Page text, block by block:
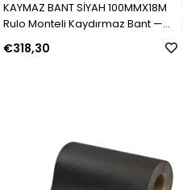
KAYMAZ BANT SİYAH 100MMX18M
Rulo Monteli Kaydırmaz Bant —
Siyah | Model: 78191 | SKU: Y137906
€318,30